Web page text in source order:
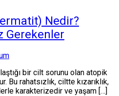
Nedir?
Gerekenler
bir cilt sorunu olan atopik
Bu rahatsızlık, ciltte kızarıklık,
karakterizedir ve yaşam […]